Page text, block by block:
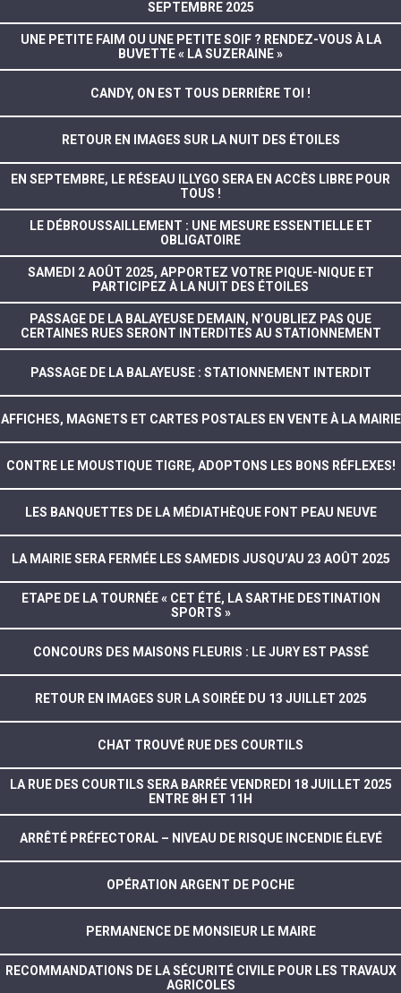
SEPTEMBRE 2025
UNE PETITE FAIM OU UNE PETITE SOIF ? RENDEZ-VOUS À LA
BUVETTE « LA SUZERAINE »
CANDY, ON EST TOUS DERRIÈRE TOI !
RETOUR EN IMAGES SUR LA NUIT DES ÉTOILES
EN SEPTEMBRE, LE RÉSEAU ILLYGO SERA EN ACCÈS LIBRE POUR
TOUS !
LE DÉBROUSSAILLEMENT : UNE MESURE ESSENTIELLE ET
OBLIGATOIRE
SAMEDI 2 AOÛT 2025, APPORTEZ VOTRE PIQUE-NIQUE ET
PARTICIPEZ À LA NUIT DES ÉTOILES
PASSAGE DE LA BALAYEUSE DEMAIN, N’OUBLIEZ PAS QUE
CERTAINES RUES SERONT INTERDITES AU STATIONNEMENT
PASSAGE DE LA BALAYEUSE : STATIONNEMENT INTERDIT
AFFICHES, MAGNETS ET CARTES POSTALES EN VENTE À LA MAIRIE
CONTRE LE MOUSTIQUE TIGRE, ADOPTONS LES BONS RÉFLEXES!
LES BANQUETTES DE LA MÉDIATHÈQUE FONT PEAU NEUVE
LA MAIRIE SERA FERMÉE LES SAMEDIS JUSQU’AU 23 AOÛT 2025
ETAPE DE LA TOURNÉE « CET ÉTÉ, LA SARTHE DESTINATION
SPORTS »
CONCOURS DES MAISONS FLEURIS : LE JURY EST PASSÉ
RETOUR EN IMAGES SUR LA SOIRÉE DU 13 JUILLET 2025
CHAT TROUVÉ RUE DES COURTILS
LA RUE DES COURTILS SERA BARRÉE VENDREDI 18 JUILLET 2025
ENTRE 8H ET 11H
ARRÊTÉ PRÉFECTORAL – NIVEAU DE RISQUE INCENDIE ÉLEVÉ
OPÉRATION ARGENT DE POCHE
PERMANENCE DE MONSIEUR LE MAIRE
RECOMMANDATIONS DE LA SÉCURITÉ CIVILE POUR LES TRAVAUX
AGRICOLES